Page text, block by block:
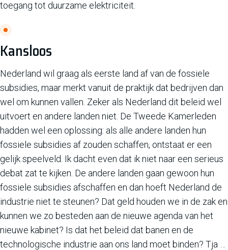
toegang tot duurzame elektriciteit.
Kansloos
Nederland wil graag als eerste land af van de fossiele
subsidies, maar merkt vanuit de praktijk dat bedrijven dan
wel om kunnen vallen. Zeker als Nederland dit beleid wel
uitvoert en andere landen niet. De Tweede Kamerleden
hadden wel een oplossing: als alle andere landen hun
fossiele subsidies af zouden schaffen, ontstaat er een
gelijk speelveld. Ik dacht even dat ik niet naar een serieus
debat zat te kijken. De andere landen gaan gewoon hun
fossiele subsidies afschaffen en dan hoeft Nederland de
industrie niet te steunen? Dat geld houden we in de zak en
kunnen we zo besteden aan de nieuwe agenda van het
nieuwe kabinet? Is dat het beleid dat banen en de
technologische industrie aan ons land moet binden? Tja …